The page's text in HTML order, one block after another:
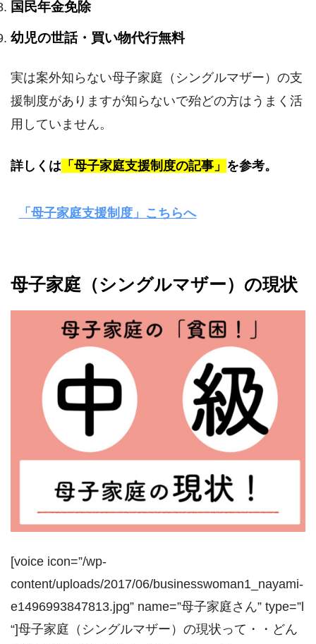
国民年金免除
幼児の世話・買い物代行無料
実は案外知らない母子家庭（シングルマザー）の支
援制度がありますが知らないで殆どの方はうまく活
用していません。
詳しくは 「母子家庭支援制度の記事」 を参考。
「母子家庭支援制度」こちらへ
母子家庭（シングルマザー）の現状
[voice icon=”/wp-
content/uploads/2017/06/businesswoman1_nayami-
e1496993847813.jpg” name=”母子家庭さん” type=”l
“]母子家庭（シングルマザー）の現状って・・どん